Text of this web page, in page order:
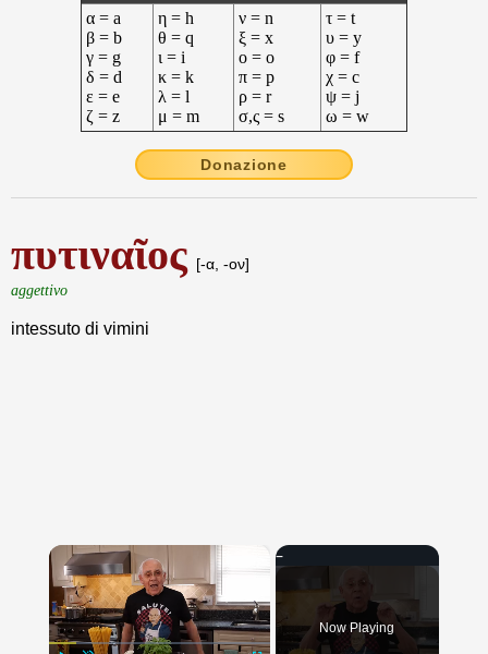
α = a
β = b
γ = g
δ = d
ε = e
ζ = z
η = h
θ = q
ι = i
κ = k
λ = l
μ = m
ν = n
ξ = x
ο = o
π = p
ρ = r
σ,ς = s
τ = t
υ = y
φ = f
χ = c
ψ = j
ω = w
Donazione
πυτιναῖος [-α, -ον]
aggettivo
intessuto di vimini
Now Playing